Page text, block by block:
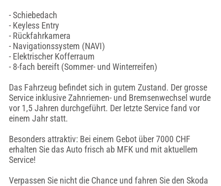
- Schiebedach
- Keyless Entry
- Rückfahrkamera
- Navigationssystem (NAVI)
- Elektrischer Kofferraum
- 8-fach bereift (Sommer- und Winterreifen)
Das Fahrzeug befindet sich in gutem Zustand. Der grosse
Service inklusive Zahnriemen- und Bremsenwechsel wurde
vor 1,5 Jahren durchgeführt. Der letzte Service fand vor
einem Jahr statt.
Besonders attraktiv: Bei einem Gebot über 7000 CHF
erhalten Sie das Auto frisch ab MFK und mit aktuellem
Service!
Verpassen Sie nicht die Chance und fahren Sie den Skoda